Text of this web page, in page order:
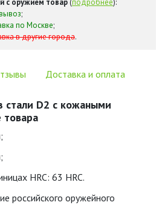
с оружием товар (подробнее):
;
по Москве;
в другие города.
Доставка и оплата
D2 с кожаными
товара
HRC: 63 HRC.
российского оружейного